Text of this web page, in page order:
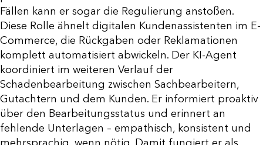
Fällen kann er sogar die Regulierung anstoßen.
Diese Rolle ähnelt digitalen Kundenassistenten im E-
Commerce, die Rückgaben oder Reklamationen
komplett automatisiert abwickeln. Der KI-Agent
koordiniert im weiteren Verlauf der
Schadenbearbeitung zwischen Sachbearbeitern,
Gutachtern und dem Kunden. Er informiert proaktiv
über den Bearbeitungsstatus und erinnert an
fehlende Unterlagen – empathisch, konsistent und